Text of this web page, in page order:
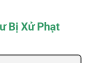
Bị Xử Phạt